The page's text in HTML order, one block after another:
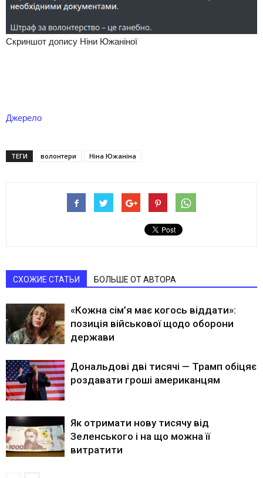
Скриншот допису Ніни Южаніної
Джерело
ТЕГИ волонтери Ніна Южаніна
СХОЖИЕ СТАТЬИ БОЛЬШЕ ОТ АВТОРА
«Кожна сім’я має когось віддати»:
позиція військової щодо оборони
держави
Дональдові дві тисячі — Трамп обіцяє
роздавати гроші американцям
Як отримати нову тисячу від
Зеленського і на що можна її
витратити